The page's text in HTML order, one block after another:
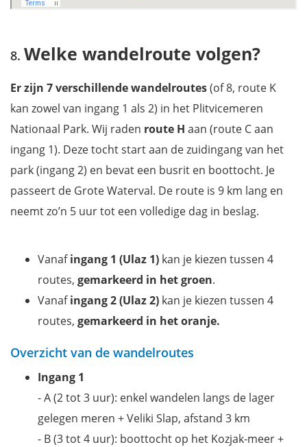
Welke wandelroute volgen?
Er zijn 7 verschillende wandelroutes(of 8, route K
kan zowel van ingang 1 als 2) in het Plitvicemeren
Nationaal Park. Wij raden route H aan (route C aan
ingang 1). Deze tocht start aan de zuidingang van het
park (ingang 2) en bevat een busrit en boottocht. Je
passeert de Grote Waterval. De route is 9 km lang en
neemt zo’n 5 uur tot een volledige dag in beslag.
Vanafingang 1 (Ulaz 1) kan je kiezen tussen 4
routes, gemarkeerd in het groen.
Vanafingang 2 (Ulaz 2) kan je kiezen tussen 4
routes, gemarkeerd in het oranje.
Overzicht van de wandelroutes
Ingang 1
- A (2 tot 3 uur): enkel wandelen langs de lager
gelegen meren + Veliki Slap, afstand 3 km
- B (3 tot 4 uur): boottocht op het Kozjak-meer +